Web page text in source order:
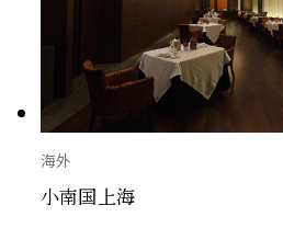
海外
小南国上海